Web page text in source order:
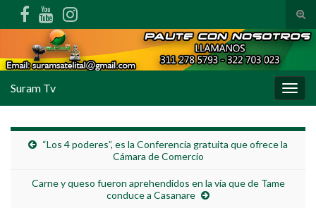
Suram Tv
“Los 4 poderes”, es la Conferencia gratuita que ofrece la
Cámara de Comercio
Carne y queso fueron aprehendidos en la vía que de Tame
conduce a Casanare